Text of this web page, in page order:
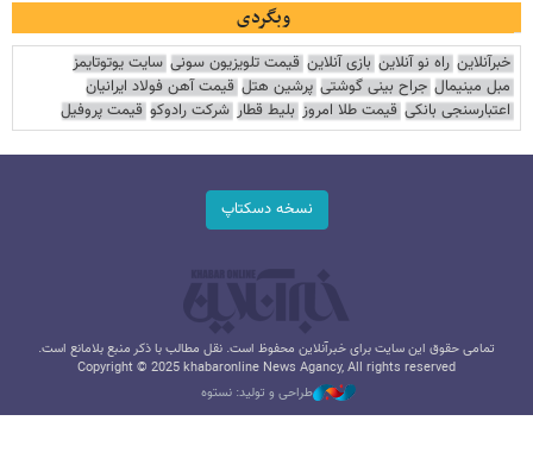
وبگردی
خبرآنلاین راه نو آنلاین بازی آنلاین قیمت تلویزیون سونی سایت یوتوتایمز
مبل مینیمال جراح بینی گوشتی پرشین هتل قیمت آهن فولاد ایرانیان
اعتبارسنجی بانکی قیمت طلا امروز بلیط قطار شرکت رادوکو قیمت پروفیل
نسخه دسکتاپ
تمامی حقوق این سایت برای خبرآنلاین محفوظ است. نقل مطالب با ذکر منبع بلامانع است.
Copyright © 2025 khabaronline News Agancy, All rights reserved
طراحی و تولید: نستوه